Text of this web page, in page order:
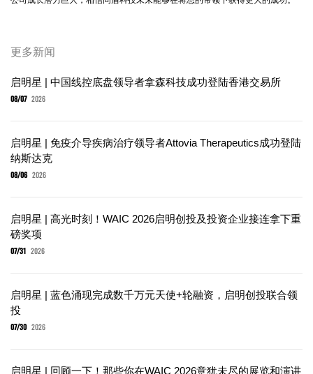
更多新闻
启明星 | 中国线控底盘领导者拿森科技成功登陆香港交易所
08/07 2026
启明星 | 免疫介导疾病治疗领导者Attovia Therapeutics成功登陆
纳斯达克
08/06 2026
启明星 | 高光时刻！WAIC 2026启明创投及投资企业接连拿下重
磅奖项
07/31 2026
启明星 | 蓝色涌现完成数千万元天使+轮融资，启明创投联合领
投
07/30 2026
启明星 | 回顾一下！那些你在WAIC 2026意犹未尽的展览和演讲